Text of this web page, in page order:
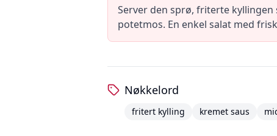
Server den sprø, friterte
potetmos. En enkel salat med
Nøkkelord
fritert kylling kremet saus